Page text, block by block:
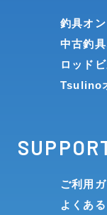
釣具オ
中古釣
ロッド
Tsulino
ご利用
よくあ